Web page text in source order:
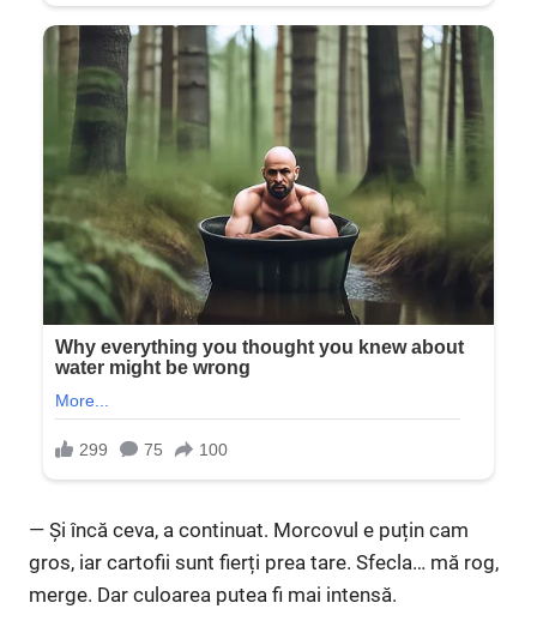
— Și încă ceva, a continuat. Morcovul e puțin cam
gros, iar cartofii sunt fierți prea tare. Sfecla… mă rog,
merge. Dar culoarea putea fi mai intensă.